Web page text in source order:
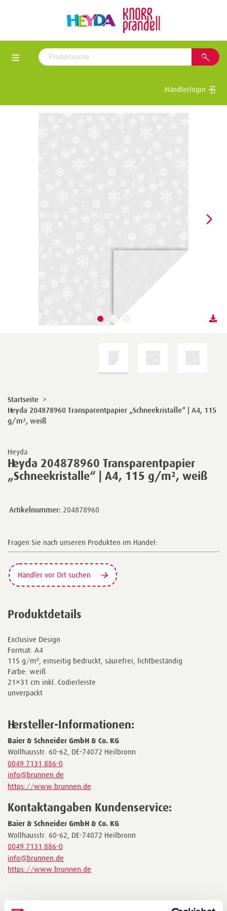
Händlerlogin
Heyda
Heyda 204878960 Transparentpapier
„Schneekristalle“ | A4, 115 g/m², weiß
Startseite >
Heyda 204878960 Transparentpapier „Schneekristalle“ | A4, 115
g/m², weiß
Artikelnummer: 204878960
Fragen Sie nach unseren Produkten im Handel:
Händler vor Ort suchen
Produktdetails
Exclusive Design
Format: A4
115 g/m², einseitig bedruckt, säurefrei, lichtbeständig
Farbe: weiß
21×31 cm inkl. Codierleiste
unverpackt
Hersteller-Informationen:
Baier & Schneider GmbH & Co. KG
Wollhausstr. 60-62, DE-74072 Heilbronn
0049 7131 886-0
info@brunnen.de
https://www.brunnen.de
Kontaktangaben Kundenservice:
Baier & Schneider GmbH & Co. KG
Wollhausstr. 60-62, DE-74072 Heilbronn
0049 7131 886-0
info@brunnen.de
https://www.brunnen.de